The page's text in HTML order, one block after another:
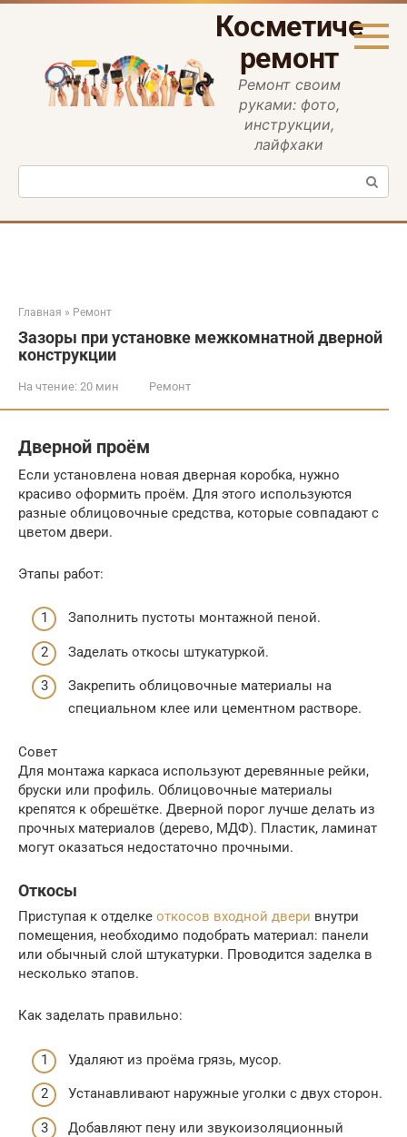
Перейти
ремонт
Ремонт своим
руками: фото,
инструкции,
лайфхаки
Поиск:
Главная » Ремонт
Зазоры при установке межкомнатной дверной
конструкции
На чтение: 20 мин Ремонт
Дверной проём
Если установлена новая дверная коробка, нужно
красиво оформить проём. Для этого используются
разные облицовочные средства, которые совпадают с
цветом двери.
Этапы работ:
Заполнить пустоты монтажной пеной.
Заделать откосы штукатуркой.
Закрепить облицовочные материалы на
специальном клее или цементном растворе.
Совет
Для монтажа каркаса используют деревянные рейки,
бруски или профиль. Облицовочные материалы
крепятся к обрешётке. Дверной порог лучше делать из
прочных материалов (дерево, МДФ). Пластик, ламинат
могут оказаться недостаточно прочными.
Откосы
Приступая к отделке откосов входной двери внутри
помещения, необходимо подобрать материал: панели
или обычный слой штукатурки. Проводится заделка в
несколько этапов.
Как заделать правильно:
Удаляют из проёма грязь, мусор.
Устанавливают наружные уголки с двух сторон.
Добавляют пену или звукоизоляционный